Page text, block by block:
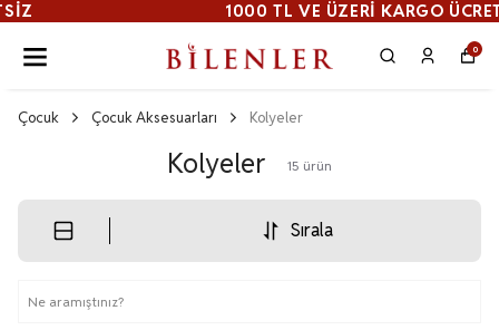
1000 TL VE ÜZERI KARGO ÜCRETSİZ
0
Çocuk Çocuk Aksesuarları Kolyeler
Kolyeler 15 ürün
Sırala